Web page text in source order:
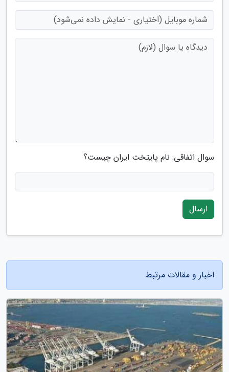
سوال اتفاقی: نام پایتخت ایران چیست؟
ارسال
اخبار و مقالات مرتبط